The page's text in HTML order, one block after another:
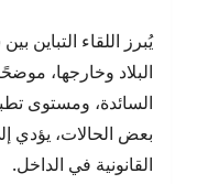
يُبرز اللقاء
البلاد وخارجها،
السائدة، ومستوى
بعض الحالات، يؤدي
القانونية في الداخل.